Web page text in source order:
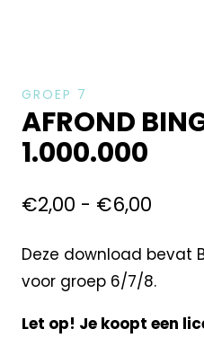
GROEP 7
AFROND
1.000.000
€2,00 - €6,00
Deze download bevat
voor groep 6/7/8.
Let op! Je koopt een